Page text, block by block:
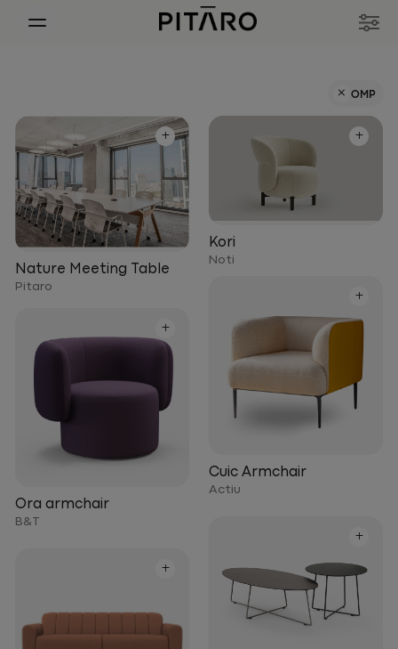
OMP
+
+
Kori
Noti
+
Nature Meeting Table
Pitaro +
Cuic Armchair
Actiu
+
Ora armchair
B&T
+
+